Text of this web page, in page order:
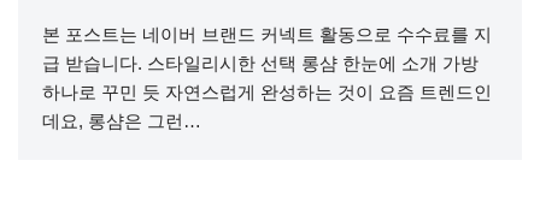
본 포스트는 네이버 브랜드 커넥트 활동으로 수수료를 지
급 받습니다. 스타일리시한 선택 롱샴 한눈에 소개 가방
하나로 꾸민 듯 자연스럽게 완성하는 것이 요즘 트렌드인
데요, 롱샴은 그런…